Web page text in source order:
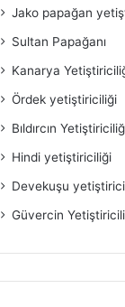
Jako papağan
Sultan Papağanı
Kanarya
Ördek yetiştiriciliği
Bıldırcın
Hindi yetiştiriciliği
Devekuşu
Güvercin